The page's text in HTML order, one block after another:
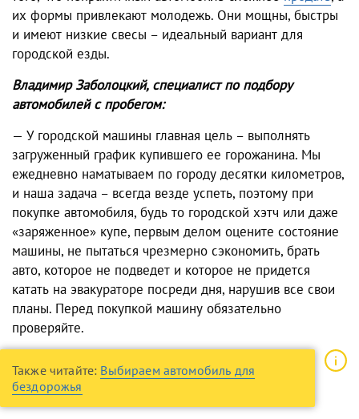
их формы привлекают молодежь. Они мощны, быстры
и имеют низкие свесы – идеальный вариант для
городской езды.
Владимир Заболоцкий, специалист по подбору
автомобилей с пробегом:
— У городской машины главная цель – выполнять
загруженный график купившего ее горожанина. Мы
ежедневно наматываем по городу десятки километров,
и наша задача – всегда везде успеть, поэтому при
покупке автомобиля, будь то городской хэтч или даже
«заряженное» купе, первым делом оцените состояние
машины, не пытаться чрезмерно сэкономить, брать
авто, которое не подведет и которое не придется
катать на эвакураторе посреди дня, нарушив все свои
планы. Перед покупкой машину обязательно
проверяйте.
Также читайте: Выбираем автомобиль для
бездорожья